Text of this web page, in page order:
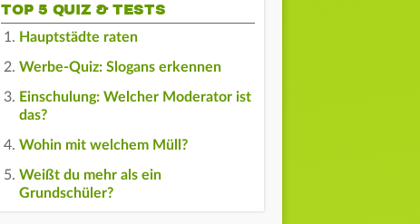
TOP 5 QUIZ & TESTS
Hauptstädte raten
Werbe-Quiz: Slogans erkennen
Einschulung: Welcher Moderator ist
das?
Wohin mit welchem Müll?
Weißt du mehr als ein
Grundschüler?